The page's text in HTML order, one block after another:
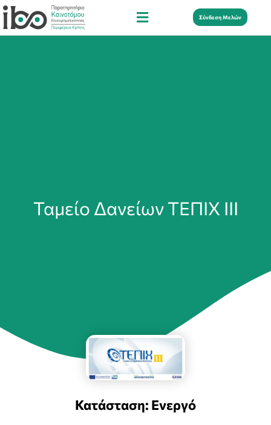
Σύνδεση Μελών
Ταμείο Δανείων ΤΕΠΙΧ ΙΙΙ
Κατάσταση: Ενεργό